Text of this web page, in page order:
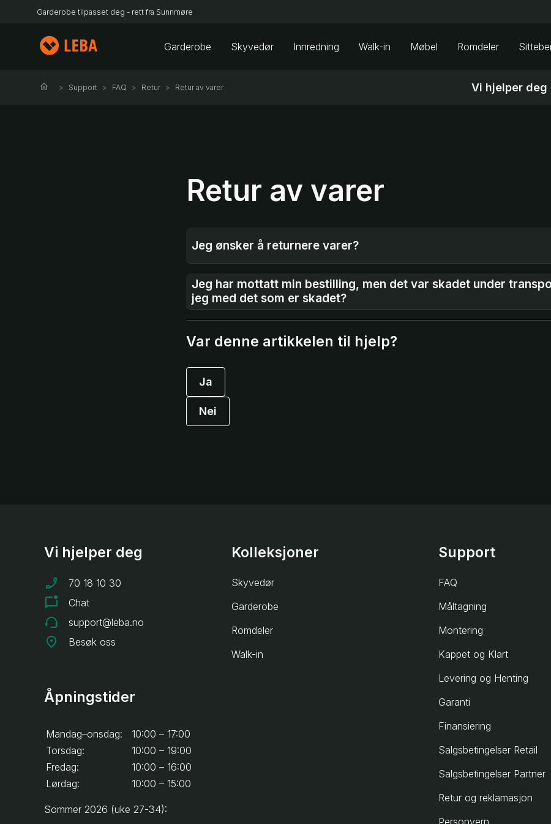
Garderobe tilpasset deg - rett fra Sunnmøre
Garderobe Skyvedør Innredning Walk-in Møbel Romdeler
Support FAQ Retur Retur av varer Vi hjelper deg
Retur av varer
Jeg ønsker å returnere varer?
Jeg har mottatt min bestilling, men det var skadet under
jeg med det som er skadet?
Var denne artikkelen til hjelp?
Ja
Nei
Vi hjelper deg
70 18 10 30
Chat
support@leba.no
Besøk oss
Åpningstider
Mandag–onsdag:
10:00 – 17:00
Torsdag:
10:00 – 19:00
Fredag:
10:00 – 16:00
Lørdag:
10:00 – 15:00
Sommer 2026 (uke 27-34):
Kolleksjoner
Skyvedør
Garderobe
Romdeler
Walk-in
Support
FAQ
Måltagning
Montering
Kappet og Klart
Levering og Henting
Garanti
Finansiering
Salgsbetingelser Retail
Salgsbetingelser Partner
Retur og reklamasjon